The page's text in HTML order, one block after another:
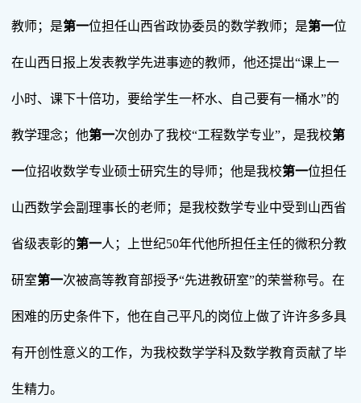
教师；是第一位担任山西省政协委员的数学教师；是第一位
在山西日报上发表教学先进事迹的教师，他还提出“课上一
小时、课下十倍功，要给学生一杯水、自己要有一桶水”的
教学理念；他第一次创办了我校“工程数学专业”，是我校第
一位招收数学专业硕士研究生的导师；他是我校第一位担任
山西数学会副理事长的老师；是我校数学专业中受到山西省
省级表彰的第一人；上世纪50年代他所担任主任的微积分教
研室第一次被高等教育部授予“先进教研室”的荣誉称号。在
困难的历史条件下，他在自己平凡的岗位上做了许许多多具
有开创性意义的工作，为我校数学学科及数学教育贡献了毕
生精力。